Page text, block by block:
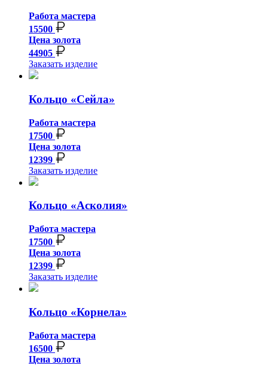
Работа мастера
15500
Цена золота
44905
Заказать изделие
Кольцо «Сейла»
Работа мастера
17500
Цена золота
12399
Заказать изделие
Кольцо «Асколия»
Работа мастера
17500
Цена золота
12399
Заказать изделие
Кольцо «Корнела»
Работа мастера
16500
Цена золота